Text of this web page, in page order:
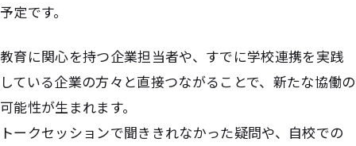
予定です。
教育に関心を持つ企業担当者や、すでに学校連携を実践
している企業の方々と直接つながることで、新たな協働の
可能性が生まれます。
トークセッションで聞ききれなかった疑問や、自校での